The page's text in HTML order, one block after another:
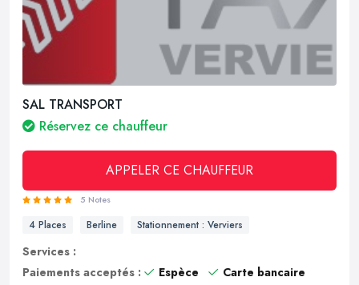
SAL TRANSPORT
Réservez ce chauffeur
APPELER CE CHAUFFEUR
5 Notes
4 Places Berline Stationnement : Verviers
Services :
Paiements acceptés :
Espèce
Carte bancaire